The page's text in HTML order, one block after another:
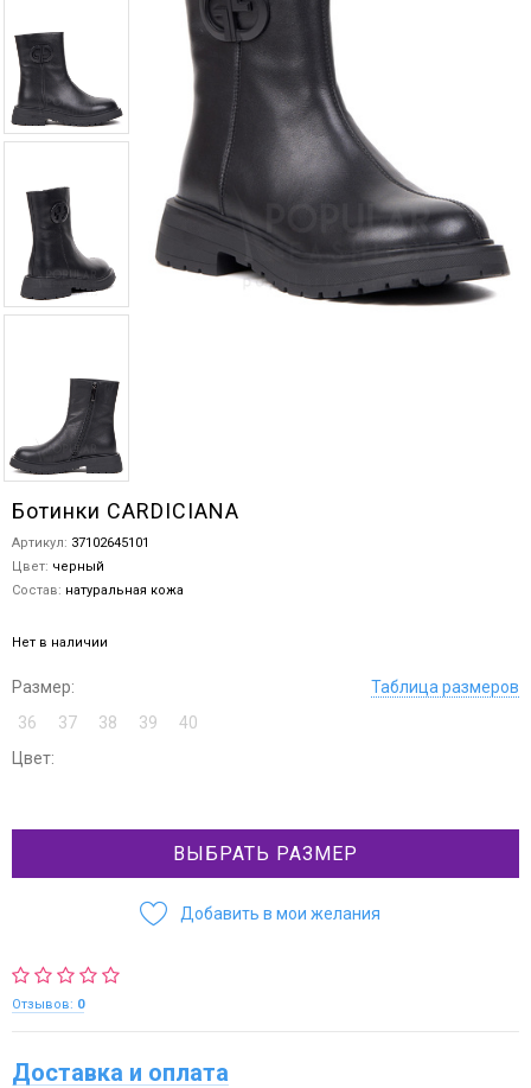
Ботинки CARDICIANA
Артикул: 37102645101
Цвет: черный
Состав: натуральная кожа
Нет в наличии
Размер:
Таблица размеров
36
37 38 39
40
Цвет:
ВЫБРАТЬ РАЗМЕР
Добавить в мои желания
Отзывов: 0
Доставка и оплата